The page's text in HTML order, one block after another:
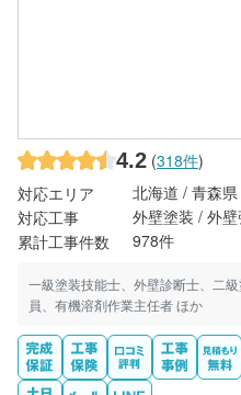
4.2 (318件)
対応エリア
北海道 / 青森
対応工事
外壁塗装 / 外
累計工事件数
978件
一級塗装技能士、外壁診断士、二
員、有機溶剤作業主任者 ほか